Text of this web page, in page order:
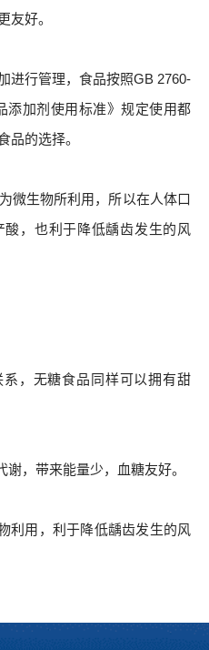
友好。
行管理，食品按照GB 2760-
添加剂使用标准》规定使用都
品的选择。
生物所利用，所以在人体口
，也利于降低龋齿发生的风
，无糖食品同样可以拥有甜
，带来能量少，血糖友好。
用，利于降低龋齿发生的风